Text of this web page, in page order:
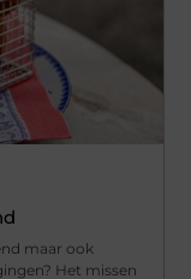
maar ook
Het missen